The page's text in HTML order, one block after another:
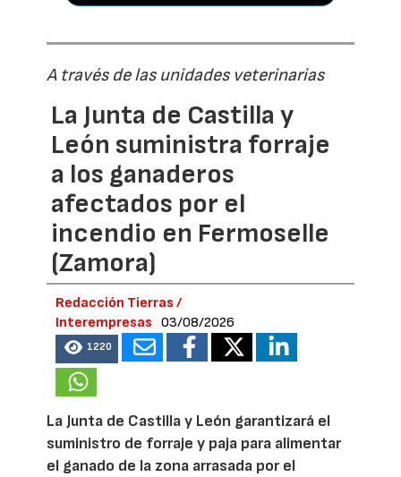
A través de las unidades veterinarias
La Junta de Castilla y
León suministra forraje
a los ganaderos
afectados por el
incendio en Fermoselle
(Zamora)
Redacción Tierras /
Interempresas
03/08/2026
1220
La Junta de Castilla y León garantizará el
suministro de forraje y paja para alimentar
el ganado de la zona arrasada por el